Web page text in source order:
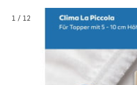
1 / 12